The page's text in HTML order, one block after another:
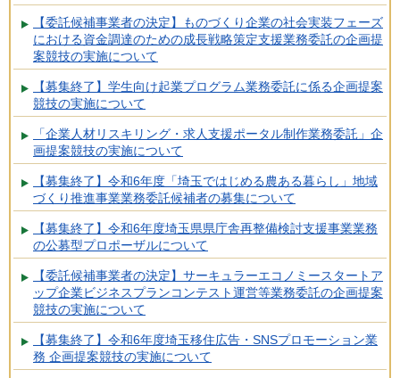
【委託候補事業者の決定】ものづくり企業の社会実装フェーズ
における資金調達のための成長戦略策定支援業務委託の企画提
案競技の実施について
【募集終了】学生向け起業プログラム業務委託に係る企画提案
競技の実施について
「企業人材リスキリング・求人支援ポータル制作業務委託」企
画提案競技の実施について
【募集終了】令和6年度「埼玉ではじめる農ある暮らし」地域
づくり推進事業業務委託候補者の募集について
【募集終了】令和6年度埼玉県県庁舎再整備検討支援事業業務
の公募型プロポーザルについて
【委託候補事業者の決定】サーキュラーエコノミースタートア
ップ企業ビジネスプランコンテスト運営等業務委託の企画提案
競技の実施について
【募集終了】令和6年度埼玉移住広告・SNSプロモーション業
務 企画提案競技の実施について